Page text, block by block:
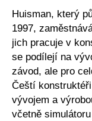
Huisman, který
1997,
jich pracuje v
se podílejí na
závod, ale pro
Čeští
vývojem a
včetně